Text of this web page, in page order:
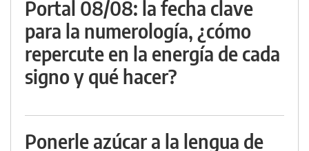
Portal 08/08: la fecha clave
para la numerología, ¿cómo
repercute en la energía de cada
signo y qué hacer?
Ponerle azúcar a la lengua de